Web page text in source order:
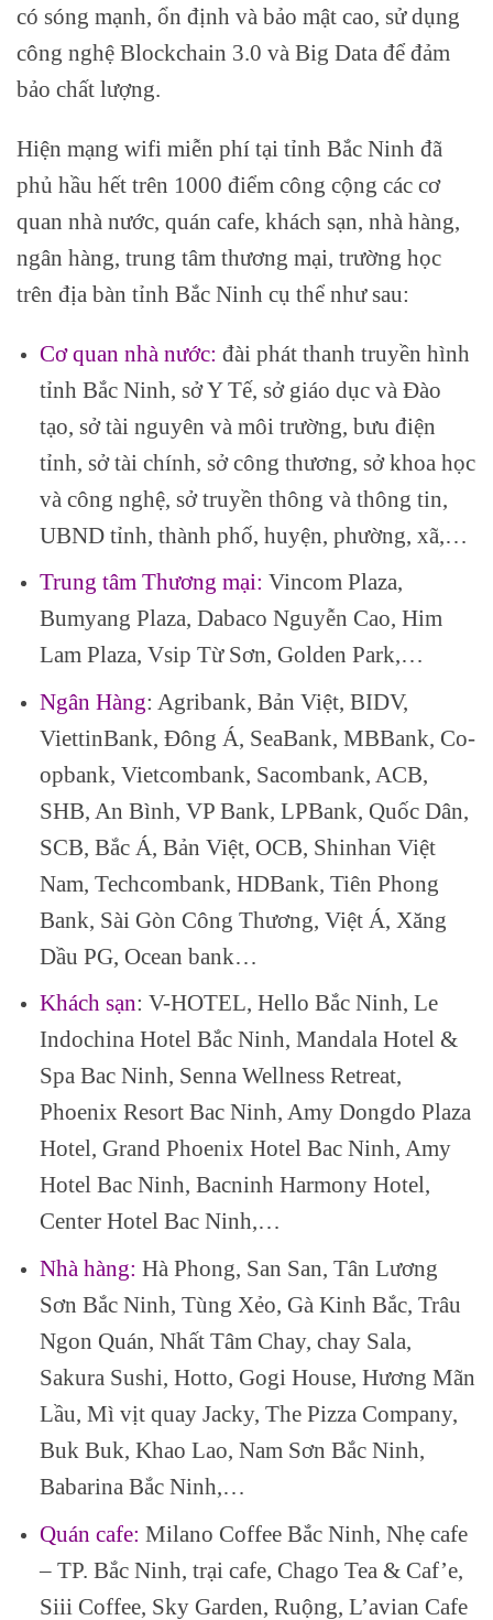
có sóng mạnh, ổn định và bảo mật cao, sử dụng
công nghệ Blockchain 3.0 và Big Data để đảm
bảo chất lượng.
Hiện mạng wifi miễn phí tại tỉnh Bắc Ninh đã
phủ hầu hết trên 1000 điểm công cộng các cơ
quan nhà nước, quán cafe, khách sạn, nhà hàng,
ngân hàng, trung tâm thương mại, trường học
trên địa bàn tỉnh Bắc Ninh cụ thể như sau:
Cơ quan nhà nước: đài phát thanh truyền hình
tỉnh Bắc Ninh, sở Y Tế, sở giáo dục và Đào
tạo, sở tài nguyên và môi trường, bưu điện
tỉnh, sở tài chính, sở công thương, sở khoa học
và công nghệ, sở truyền thông và thông tin,
UBND tỉnh, thành phố, huyện, phường, xã,…
Trung tâm Thương mại: Vincom Plaza,
Bumyang Plaza, Dabaco Nguyễn Cao, Him
Lam Plaza, Vsip Từ Sơn, Golden Park,…
Ngân Hàng: Agribank, Bản Việt, BIDV,
ViettinBank, Đông Á, SeaBank, MBBank, Co-
opbank, Vietcombank, Sacombank, ACB,
SHB, An Bình, VP Bank, LPBank, Quốc Dân,
SCB, Bắc Á, Bản Việt, OCB, Shinhan Việt
Nam, Techcombank, HDBank, Tiên Phong
Bank, Sài Gòn Công Thương, Việt Á, Xăng
Dầu PG, Ocean bank…
Khách sạn: V-HOTEL, Hello Bắc Ninh, Le
Indochina Hotel Bắc Ninh, Mandala Hotel &
Spa Bac Ninh, Senna Wellness Retreat,
Phoenix Resort Bac Ninh, Amy Dongdo Plaza
Hotel, Grand Phoenix Hotel Bac Ninh, Amy
Hotel Bac Ninh, Bacninh Harmony Hotel,
Center Hotel Bac Ninh,…
Nhà hàng: Hà Phong, San San, Tân Lương
Sơn Bắc Ninh, Tùng Xẻo, Gà Kinh Bắc, Trâu
Ngon Quán, Nhất Tâm Chay, chay Sala,
Sakura Sushi, Hotto, Gogi House, Hương Mãn
Lầu, Mì vịt quay Jacky, The Pizza Company,
Buk Buk, Khao Lao, Nam Sơn Bắc Ninh,
Babarina Bắc Ninh,…
Quán cafe: Milano Coffee Bắc Ninh, Nhẹ cafe
– TP. Bắc Ninh, trại cafe, Chago Tea & Caf’e,
Siii Coffee, Sky Garden, Ruộng, L’avian Cafe